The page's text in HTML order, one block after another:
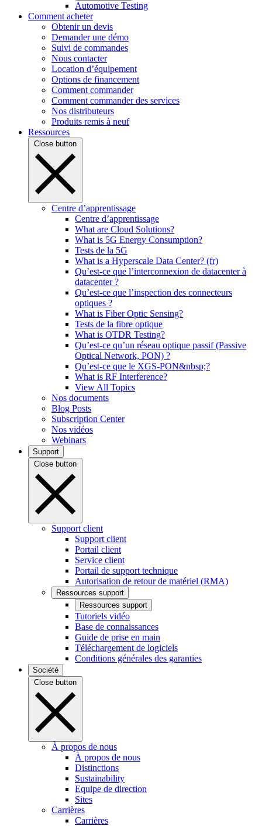
Automotive Testing
Comment acheter
Obtenir un devis
Demander une démo
Suivi de commandes
Nous contacter
Location d’équipement
Options de financement
Comment commander
Comment commander des services
Nos distributeurs
Produits remis à neuf
Ressources
Close button
Centre d’apprentissage
Centre d’apprentissage
What are Cloud Solutions?
What is 5G Energy Consumption?
Tests de la 5G
What is a Hyperscale Data Center? (fr)
Qu’est-ce que l’interconnexion de datacenter à
datacenter ?
Qu’est-ce que l’inspection des connecteurs
optiques ?
What is Fiber Optic Sensing?
Tests de la fibre optique
What is OTDR Testing?
Qu’est-ce qu’un réseau optique passif (Passive
Optical Network, PON) ?
Qu’est-ce que le XGS-PON&nbsp;?
What is RF Interference?
View All Topics
Nos documents
Blog Posts
Subscription Center
Nos vidéos
Webinars
Support
Close button
Support client
Support client
Portail client
Service client
Portail de support technique
Autorisation de retour de matériel (RMA)
Ressources support
Ressources support
Tutoriels vidéo
Base de connaissances
Guide de prise en main
Téléchargement de logiciels
Conditions générales des garanties
Société
Close button
À propos de nous
À propos de nous
Distinctions
Sustainability
Equipe de direction
Sites
Carrières
Carrières